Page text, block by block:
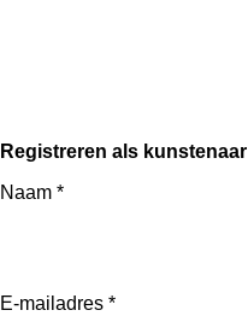
Registreren als kunstenaar
Naam *
E-mailadres *